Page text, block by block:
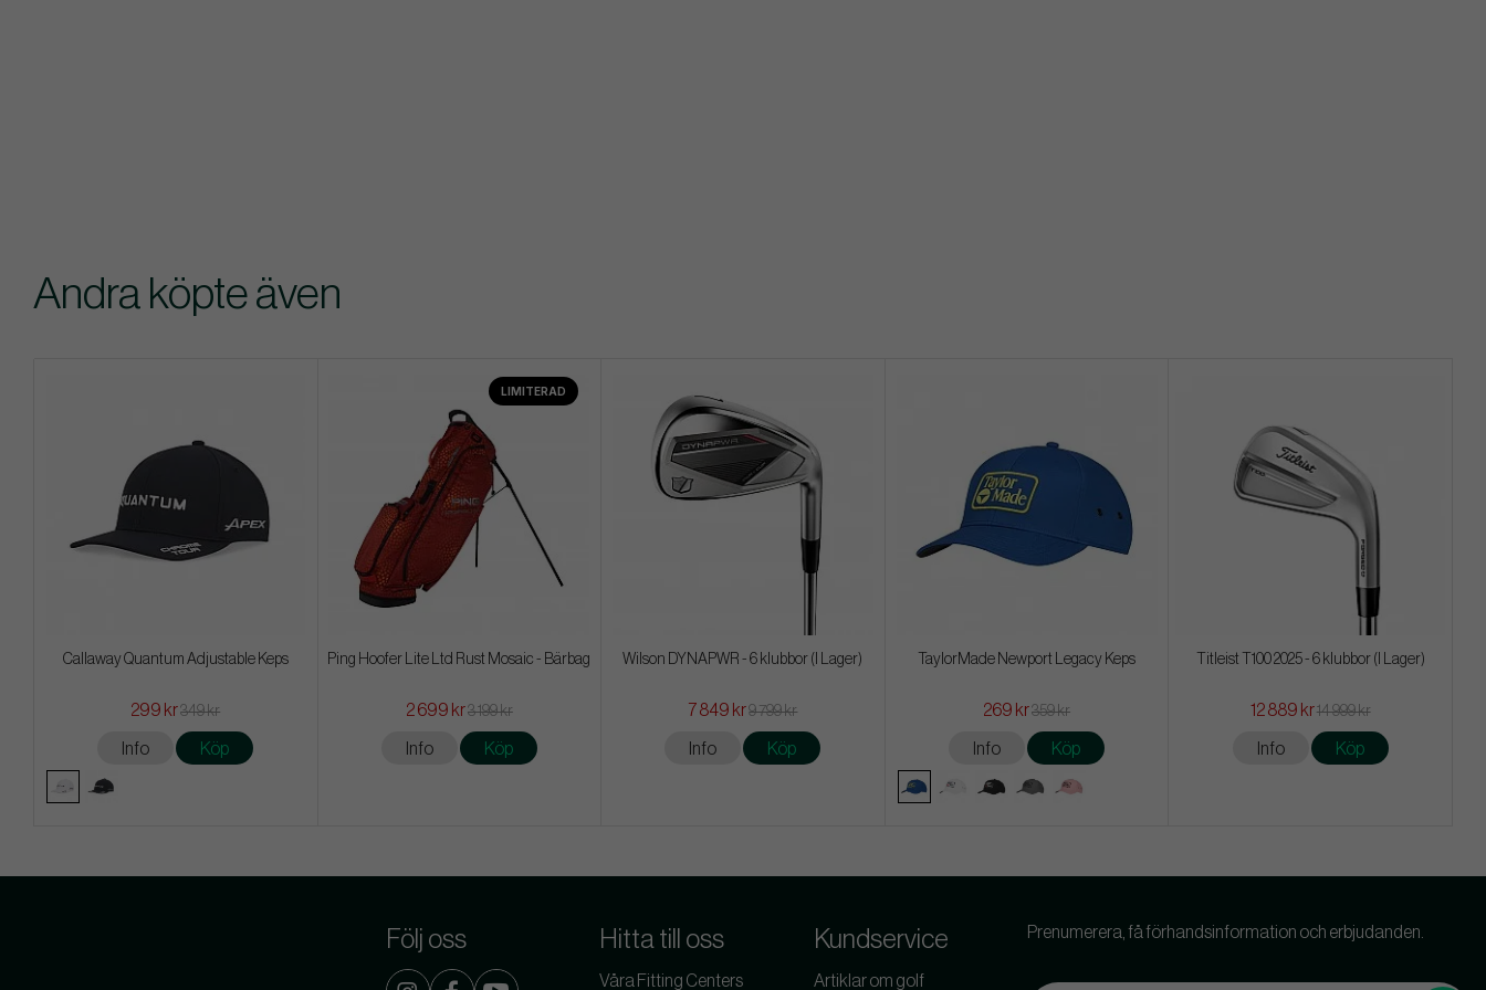
Andra köpte även
Callaway Quantum Adjustable Keps
299 kr349 kr
Info Köp
LIMITERAD
Ping Hoofer Lite Ltd Rust Mosaic - Bärbag
2 699 kr3 199 kr
Info Köp
Wilson DYNAPWR - 6 klubbor (I Lager)
7 849 kr9 799 kr
Info Köp
TaylorMade Newport Legacy Keps
269 kr359 kr
Info Köp
Titleist T100 2025 - 6 klubbor (I Lager)
12 889 kr14 999 kr
Info Köp
Följ oss Hitta till oss
Våra Fitting Centers
Kundservice
Artiklar om golf
Prenumerera, få förhandsinformation och erbjudanden.